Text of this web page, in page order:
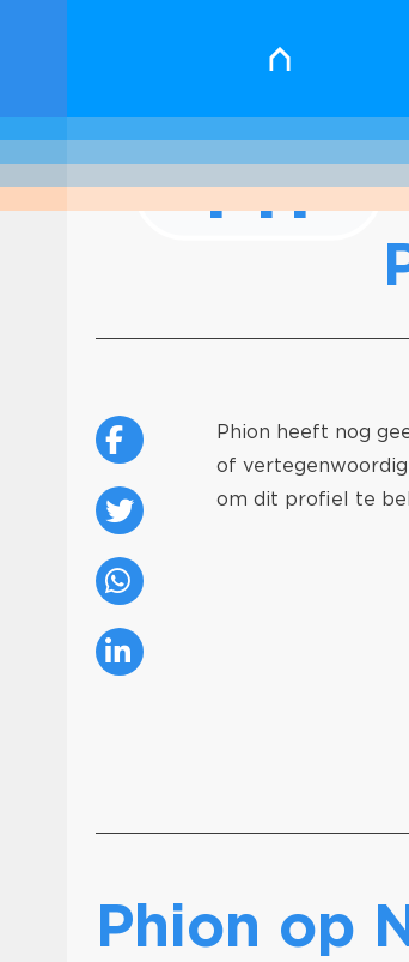
PH
Phion heeft nog
of vertegenwoordig
om dit profiel te
Phion op